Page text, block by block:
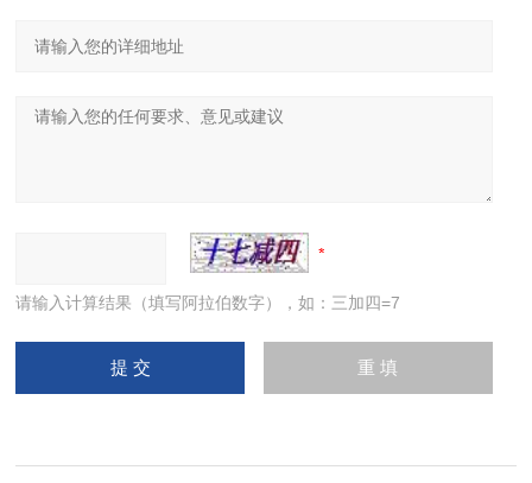
请输入计算结果（填写阿拉伯数字），如：三加四=7